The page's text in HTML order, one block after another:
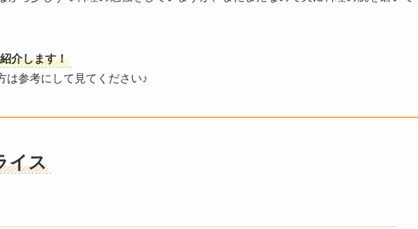
介します！
は参考にして見てください♪
イス